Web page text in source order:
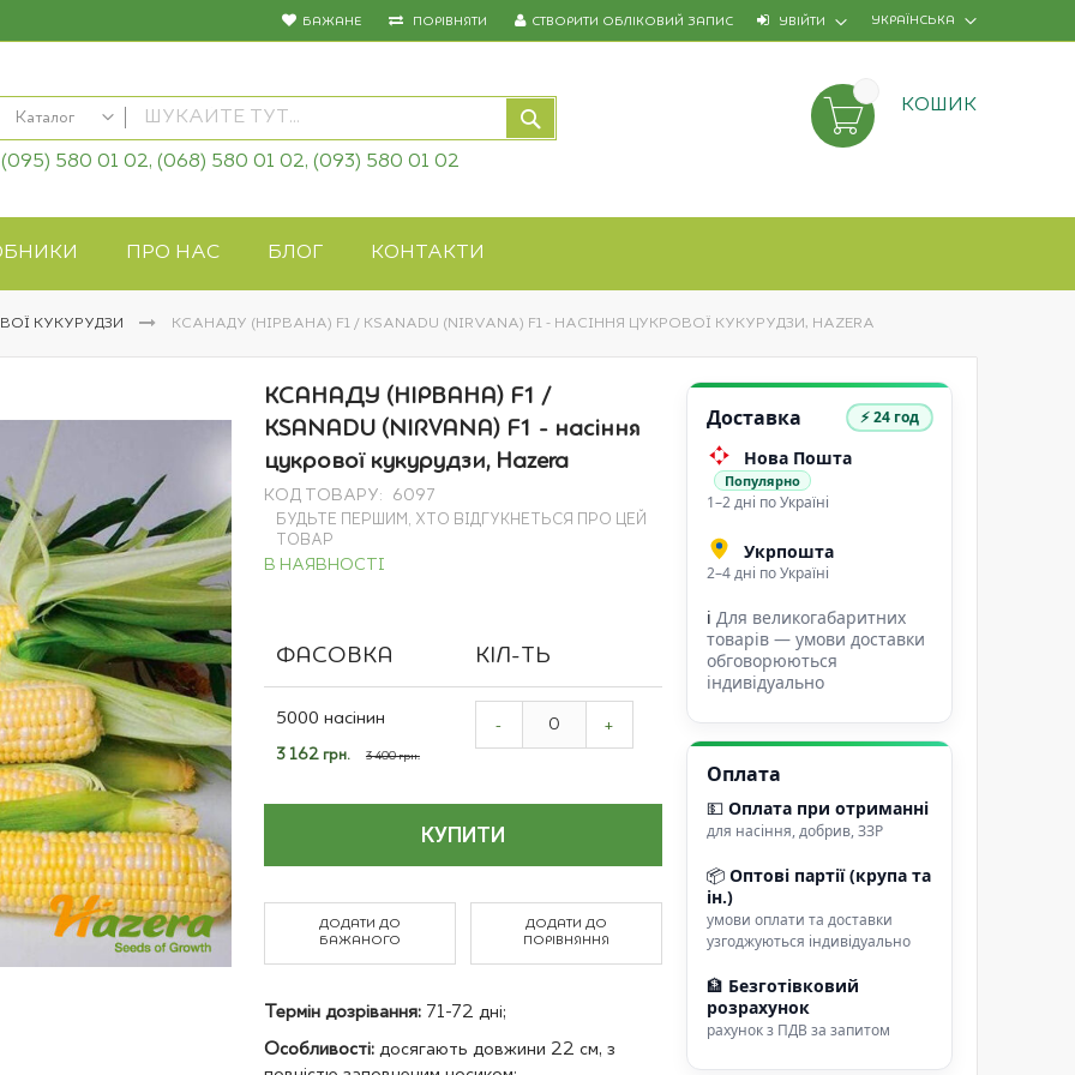
УКРАЇНСЬКА
БАЖАНЕ ПОРІВНЯТИ УВІЙТИ
СТВОРИТИ ОБЛІКОВИЙ ЗАПИС
Каталог
КАТАЛОГ
Укривні матеріали
Товари для дому
Крупи оптом
Польові культури
(095) 580 01 02, (068) 580 01 02, (093) 580 01 02
КОШИК
ПРО НАС БЛОГ КОНТАКТИ
КУКУРУДЗИ КСАНАДУ (НІРВАНА) F1 / KSANADU (NIRVANA) F1 - НАСІННЯ ЦУКРОВОЇ КУКУРУДЗИ, HAZERA
КСАНАДУ (НІРВАНА) F1 /
KSANADU (NIRVANA) F1 - насіння
цукрової кукурудзи, Hazera
КОД ТОВАРУ 6097
БУДЬТЕ ПЕРШИМ, ХТО ВІДГУКНЕТЬСЯ ПРО ЦЕЙ
ТОВАР
В НАЯВНОСТІ
product
ФАСОВКА КІЛ-ТЬ
5000 насінин
Спеціальна
3 162 грн. 3 400 грн.
- +
КУПИТИ
ДОДАТИ ДО
БАЖАНОГО
ДОДАТИ ДО
ПОРІВНЯННЯ
Термін дозрівання:71-72 дні;
Особливості:досягають довжини 22 см, з
Доставка ⚡ 24 год
Нова Пошта
Популярно
1–2 дні по Україні
Укрпошта
2–4 дні по Україні
ℹДля великогабаритних
товарів — умови доставки
обговорюються
індивідуально
Оплата
💵Оплата при отриманні
для насіння, добрив, ЗЗР
📦Оптові партії (крупа та
ін.)
умови оплати та доставки
узгоджуються індивідуально
🏦 Безготівковий
розрахунок
рахунок з ПДВ за запитом